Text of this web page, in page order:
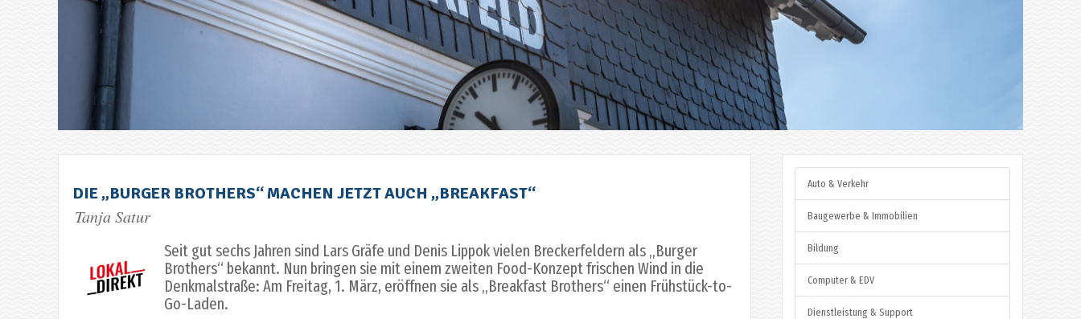
DIE „BURGER BROTHERS“ MACHEN JETZT AUCH „BREAKFAST“
Tanja Satur
Seit gut sechs Jahren sind Lars Gräfe und Denis Lippok vielen Breckerfeldern als „Burger
Brothers“ bekannt. Nun bringen sie mit einem zweiten Food-Konzept frischen Wind in die
Denkmalstraße: Am Freitag, 1. März, eröffnen sie als „Breakfast Brothers“ einen Frühstück-to-
Go-Laden.
Auto & Verkehr
Baugewerbe & Immobilien
Bildung
Computer & EDV
Dienstleistung & Support